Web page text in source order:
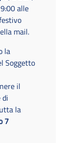
alle
mail.
la
Soggetto
il
di
la
7